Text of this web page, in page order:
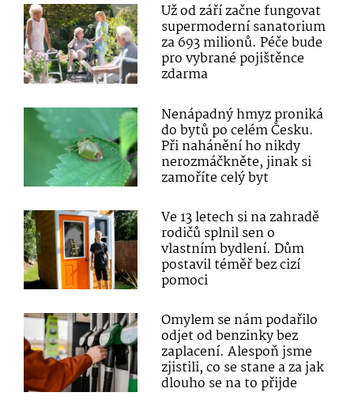
Už od září začne fungovat
supermoderní sanatorium
za 693 milionů. Péče bude
pro vybrané pojištěnce
zdarma
Nenápadný hmyz proniká
do bytů po celém Česku.
Při nahánění ho nikdy
nerozmáčkněte, jinak si
zamoříte celý byt
Ve 13 letech si na zahradě
rodičů splnil sen o
vlastním bydlení. Dům
postavil téměř bez cizí
pomoci
Omylem se nám podařilo
odjet od benzinky bez
zaplacení. Alespoň jsme
zjistili, co se stane a za jak
dlouho se na to přijde